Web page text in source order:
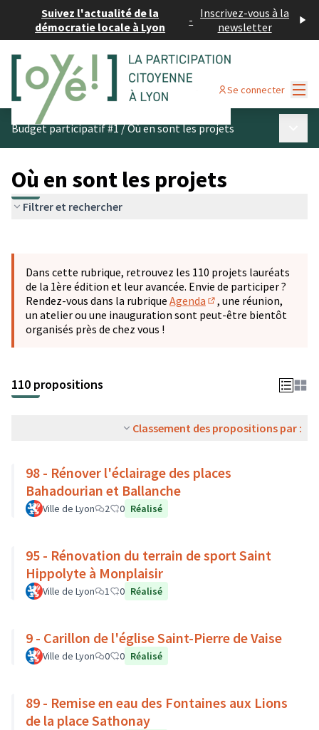
Suivez l'actualité de la
démocratie locale à Lyon
- Inscrivez-vous à la
newsletter
Se connecter
Budget participatif #1/Où en sont les projets
Où en sont les projets
Filtrer et rechercher
−
Dans cette rubrique, retrouvez les 110 projets lauréats
de la 1ère édition et leur avancée. Envie de participer ?
Rendez-vous dans la rubrique Agenda
(S'ouvre dans un
, une réunion,
un atelier ou une inauguration sont peut-être bientôt
organisés près de chez vous !
110 propositions
Classement des propositions par :
98 - Rénover l'éclairage des places
Bahadourian et Ballanche
Ville de Lyon 2 0 Réalisé
95 - Rénovation du terrain de sport Saint
Hippolyte à Monplaisir
Ville de Lyon 1 0 Réalisé
9 - Carillon de l'église Saint-Pierre de Vaise
Ville de Lyon 0 0 Réalisé
89 - Remise en eau des Fontaines aux Lions
de la place Sathonay